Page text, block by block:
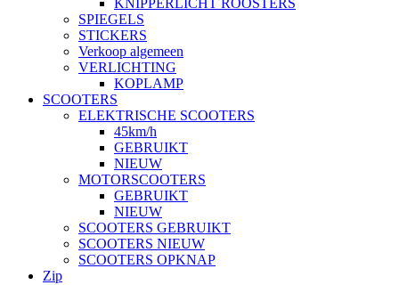
KNIPPERLICHT ROOSTERS
SPIEGELS
STICKERS
Verkoop algemeen
VERLICHTING
KOPLAMP
SCOOTERS
ELEKTRISCHE SCOOTERS
45km/h
GEBRUIKT
NIEUW
MOTORSCOOTERS
GEBRUIKT
NIEUW
SCOOTERS GEBRUIKT
SCOOTERS NIEUW
SCOOTERS OPKNAP
Zip